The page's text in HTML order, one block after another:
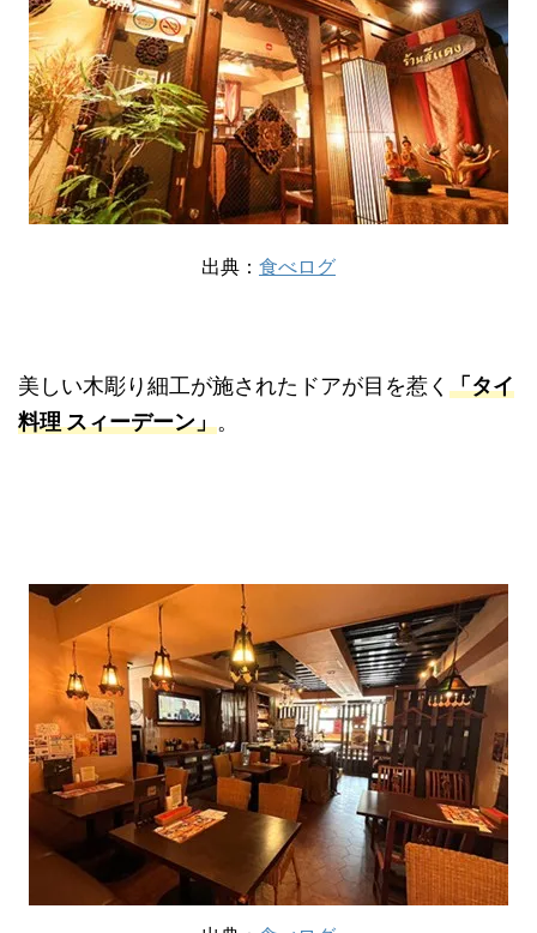
出典： 食べログ
美しい木彫り細工が施されたドアが目を惹く 「タイ
料理 スィーデーン」。